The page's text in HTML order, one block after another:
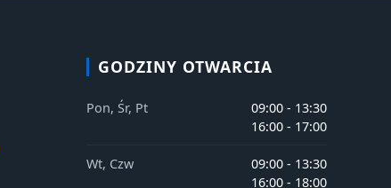
GODZINY OTWARCIA
Pon, Śr, Pt
09:00 - 13:30
16:00 - 17:00
Wt, Czw
09:00 - 13:30
16:00 - 18:00